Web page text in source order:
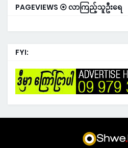
PAGEVIEWS ⦿ လာကြည့်သူဦးရေ
FYI: